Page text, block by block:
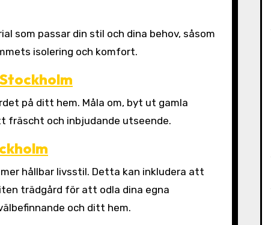
som passar din stil och dina behov, såsom
isolering och komfort.
på ditt hem. Måla om, byt ut gamla
fräscht och inbjudande utseende.
hållbar livsstil. Detta kan inkludera att
trädgård för att odla dina egna
och ditt hem.